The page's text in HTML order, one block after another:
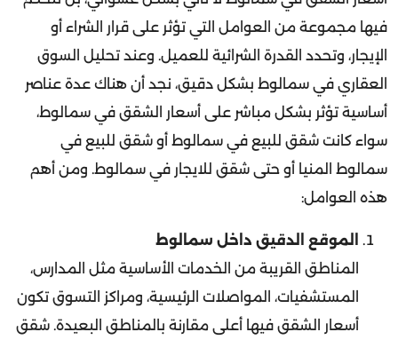
فيها مجموعة من العوامل التي تؤثر على قرار الشراء أو
الإيجار، وتحدد القدرة الشرائية للعميل. وعند تحليل السوق
العقاري في سمالوط بشكل دقيق، نجد أن هناك عدة عناصر
أساسية تؤثر بشكل مباشر على أسعار الشقق في سمالوط،
سواء كانت شقق للبيع في سمالوط أو شقق للبيع في
سمالوط المنيا أو حتى شقق للايجار في سمالوط. ومن أهم
هذه العوامل:
المناطق القريبة من الخدمات الأساسية مثل المدارس،
المستشفيات، المواصلات الرئيسية، ومراكز التسوق تكون
أسعار الشقق فيها أعلى مقارنة بالمناطق البعيدة. شقق
للبيع في سمالوط داخل مناطق وسط المدينة أو بالقرب